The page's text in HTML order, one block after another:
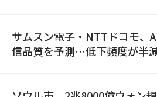
サムスン電子・NTTドコモ、
信品質を予測…低下頻度が半